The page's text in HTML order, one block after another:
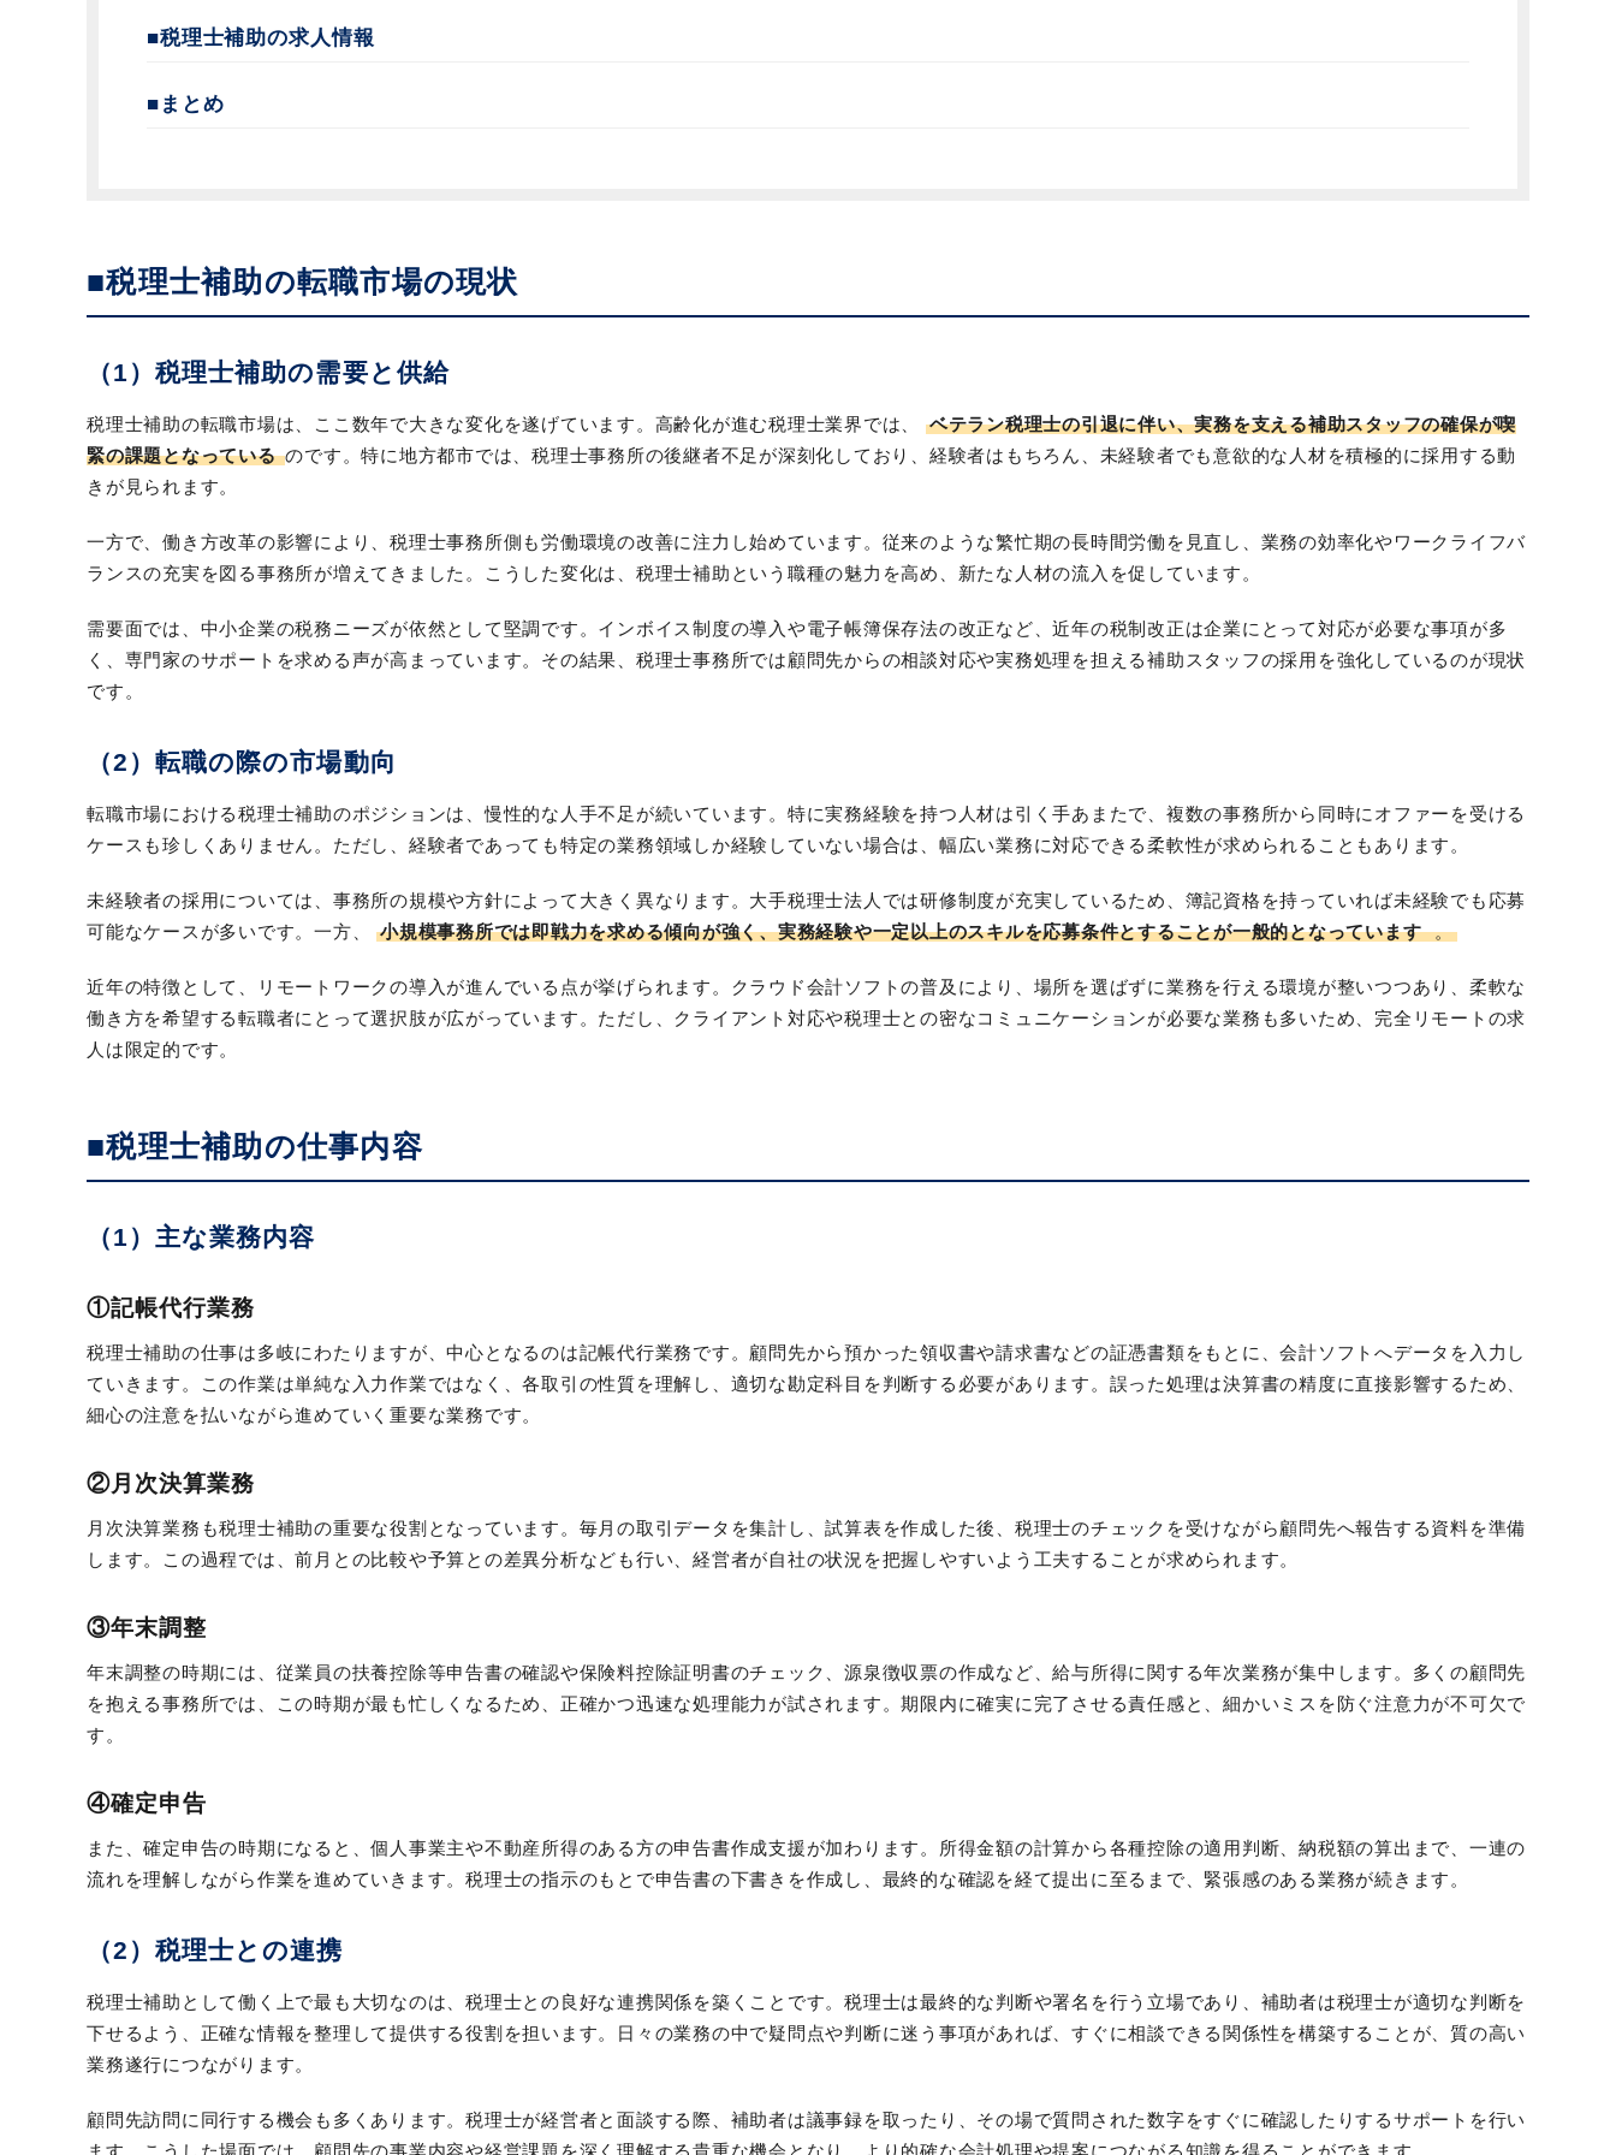
■税理士補助の求人情報
■まとめ
■税理士補助の転職市場の現状
（1）税理士補助の需要と供給
税理士補助の転職市場は、ここ数年で大きな変化を遂げています。高齢化が進む税理士業界では、
ベテラン税理士の引退に伴い、実務を支える補助スタッフの確保が喫
緊の課題となっているのです。特に地方都市では、税理士事務所の後継者不足が深刻化しており、経験者はもちろん、未経験者でも意欲的な人材を積極的に採用する動
きが見られます。
一方で、働き方改革の影響により、税理士事務所側も労働環境の改善に注力し始めています。従来のような繁忙期の長時間労働を見直し、業務の効率化やワークライフバ
ランスの充実を図る事務所が増えてきました。こうした変化は、税理士補助という職種の魅力を高め、新たな人材の流入を促しています。
需要面では、中小企業の税務ニーズが依然として堅調です。インボイス制度の導入や電子帳簿保存法の改正など、近年の税制改正は企業にとって対応が必要な事項が多
く、専門家のサポートを求める声が高まっています。その結果、税理士事務所では顧問先からの相談対応や実務処理を担える補助スタッフの採用を強化しているのが現状
です。
（2）転職の際の市場動向
転職市場における税理士補助のポジションは、慢性的な人手不足が続いています。特に実務経験を持つ人材は引く手あまたで、複数の事務所から同時にオファーを受ける
ケースも珍しくありません。ただし、経験者であっても特定の業務領域しか経験していない場合は、幅広い業務に対応できる柔軟性が求められることもあります。
未経験者の採用については、事務所の規模や方針によって大きく異なります。大手税理士法人では研修制度が充実しているため、簿記資格を持っていれば未経験でも応募
可能なケースが多いです。一方、
小規模事務所では即戦力を求める傾向が強く、実務経験や一定以上のスキルを応募条件とすることが一般的となっています 。
近年の特徴として、リモートワークの導入が進んでいる点が挙げられます。クラウド会計ソフトの普及により、場所を選ばずに業務を行える環境が整いつつあり、柔軟な
働き方を希望する転職者にとって選択肢が広がっています。ただし、クライアント対応や税理士との密なコミュニケーションが必要な業務も多いため、完全リモートの求
人は限定的です。
■税理士補助の仕事内容
（1）主な業務内容
①記帳代行業務
税理士補助の仕事は多岐にわたりますが、中心となるのは記帳代行業務です。顧問先から預かった領収書や請求書などの証憑書類をもとに、会計ソフトへデータを入力し
ていきます。この作業は単純な入力作業ではなく、各取引の性質を理解し、適切な勘定科目を判断する必要があります。誤った処理は決算書の精度に直接影響するため、
細心の注意を払いながら進めていく重要な業務です。
②月次決算業務
月次決算業務も税理士補助の重要な役割となっています。毎月の取引データを集計し、試算表を作成した後、税理士のチェックを受けながら顧問先へ報告する資料を準備
します。この過程では、前月との比較や予算との差異分析なども行い、経営者が自社の状況を把握しやすいよう工夫することが求められます。
③年末調整
年末調整の時期には、従業員の扶養控除等申告書の確認や保険料控除証明書のチェック、源泉徴収票の作成など、給与所得に関する年次業務が集中します。多くの顧問先
を抱える事務所では、この時期が最も忙しくなるため、正確かつ迅速な処理能力が試されます。期限内に確実に完了させる責任感と、細かいミスを防ぐ注意力が不可欠で
す。
④確定申告
また、確定申告の時期になると、個人事業主や不動産所得のある方の申告書作成支援が加わります。所得金額の計算から各種控除の適用判断、納税額の算出まで、一連の
流れを理解しながら作業を進めていきます。税理士の指示のもとで申告書の下書きを作成し、最終的な確認を経て提出に至るまで、緊張感のある業務が続きます。
（2）税理士との連携
税理士補助として働く上で最も大切なのは、税理士との良好な連携関係を築くことです。税理士は最終的な判断や署名を行う立場であり、補助者は税理士が適切な判断を
下せるよう、正確な情報を整理して提供する役割を担います。日々の業務の中で疑問点や判断に迷う事項があれば、すぐに相談できる関係性を構築することが、質の高い
業務遂行につながります。
顧問先訪問に同行する機会も多くあります。税理士が経営者と面談する際、補助者は議事録を取ったり、その場で質問された数字をすぐに確認したりするサポートを行い
ます。こうした場面では、顧問先の事業内容や経営課題を深く理解する貴重な機会となり、より的確な会計処理や提案につながる知識を得ることができます。